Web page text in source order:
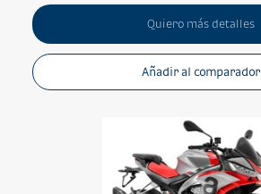
Quiero más detalles
Añadir al comparador